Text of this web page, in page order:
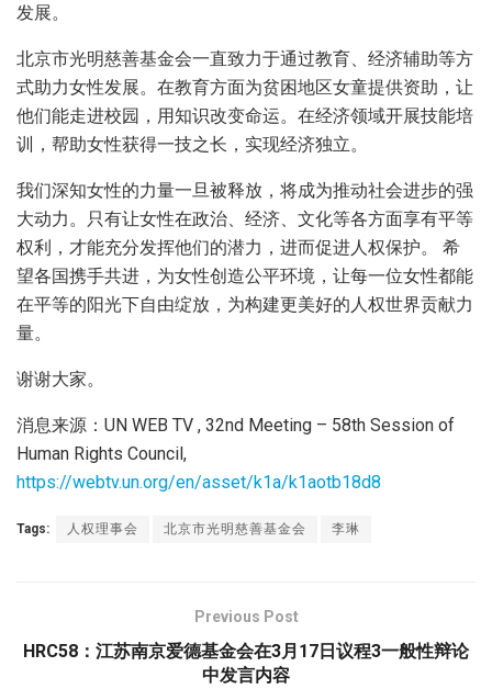
发展。
北京市光明慈善基金会一直致力于通过教育、经济辅助等方
式助力女性发展。在教育方面为贫困地区女童提供资助，让
他们能走进校园，用知识改变命运。在经济领域开展技能培
训，帮助女性获得一技之长，实现经济独立。
我们深知女性的力量一旦被释放，将成为推动社会进步的强
大动力。只有让女性在政治、经济、文化等各方面享有平等
权利，才能充分发挥他们的潜力，进而促进人权保护。 希
望各国携手共进，为女性创造公平环境，让每一位女性都能
在平等的阳光下自由绽放，为构建更美好的人权世界贡献力
量。
谢谢大家。
消息来源：UN WEB TV , 32nd Meeting – 58th Session of
Human Rights Council,
https://webtv.un.org/en/asset/k1a/k1aotb18d8
Tags: 人权理事会 北京市光明慈善基金会 李琳
Previous Post
HRC58：江苏南京爱德基金会在3月17日议程3一般性辩论
中发言内容